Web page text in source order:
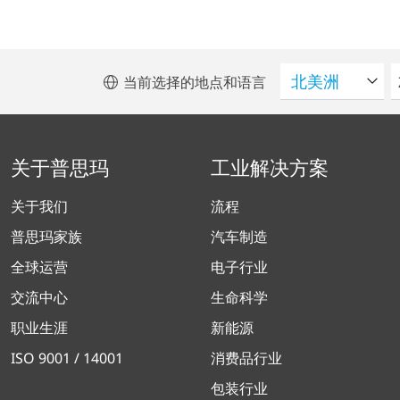
当前选择的地点和语言
关于普思玛
关于我们
普思玛家族
全球运营
交流中心
职业生涯
ISO 9001 / 14001
工业解决方案
流程
汽车制造
电子行业
生命科学
新能源
消费品行业
包装行业